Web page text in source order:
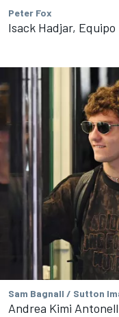
Peter Fox
Isack Hadjar, Equipo
Sam Bagnall / Sutton
Andrea Kimi